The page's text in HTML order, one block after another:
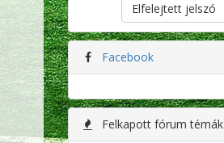
Elfelejtett jelszó
Facebook
Felkapott fórum témák